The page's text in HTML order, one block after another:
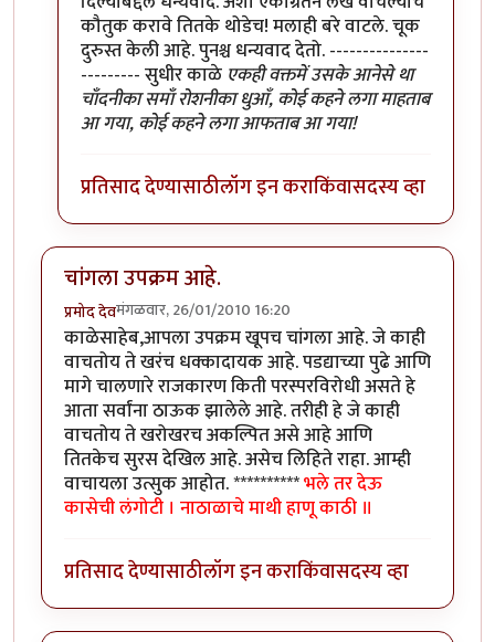
कौतुक करावे तितके थोडेच! मलाही बरे वाटले. चूक
दुरुस्त केली आहे. पुनश्च धन्यवाद देतो. ---------------
--------- सुधीर काळे एकही वक्तमें उसके आनेसे था
चाँदनीका समाँ रोशनीका धुआँ, कोई कहने लगा माहताब
आ गया, कोई कहने लगा आफताब आ गया!
प्रतिसाद देण्यासाठीलॉग इन कराकिंवासदस्य व्हा
चांगला उपक्रम आहे.
प्रमोद देवमंगळवार, 26/01/2010 16:20
काळेसाहेब,आपला उपक्रम खूपच चांगला आहे. जे काही
वाचतोय ते खरंच धक्कादायक आहे. पडद्याच्या पुढे आणि
मागे चालणारे राजकारण किती परस्परविरोधी असते हे
आता सर्वांना ठाऊक झालेले आहे. तरीही हे जे काही
वाचतोय ते खरोखरच अकल्पित असे आहे आणि
तितकेच सुरस देखिल आहे. असेच लिहिते राहा. आम्ही
वाचायला उत्सुक आहोत. **********भले तर देऊ
कासेची लंगोटी । नाठाळाचे माथी हाणू काठी ॥
प्रतिसाद देण्यासाठीलॉग इन कराकिंवासदस्य व्हा